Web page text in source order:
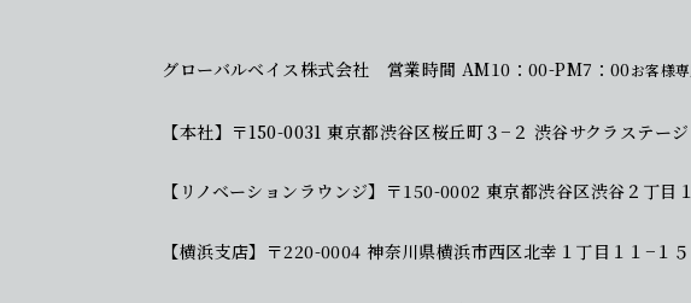
グローバルベイス株式会社 営業時間 AM10：00-PM7：00お客様
【本社】 〒150-0031 東京都渋谷区桜丘町３−２ 渋谷サクラステー
【リノベーションラウンジ】 〒150-0002 東京都渋谷区渋谷２丁目
【横浜支店】 〒220-0004 神奈川県横浜市西区北幸１丁目１１−１５